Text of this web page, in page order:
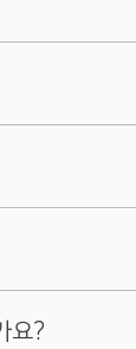
니다.
이상 참여하는
요?